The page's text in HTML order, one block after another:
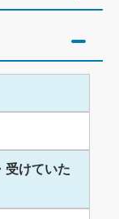
受けていた